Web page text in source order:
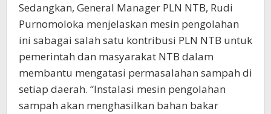
Sedangkan, General Manager PLN NTB, Rudi
Purnomoloka menjelaskan mesin pengolahan
ini sabagai salah satu kontribusi PLN NTB untuk
pemerintah dan masyarakat NTB dalam
membantu mengatasi permasalahan sampah di
setiap daerah. “Instalasi mesin pengolahan
sampah akan menghasilkan bahan bakar